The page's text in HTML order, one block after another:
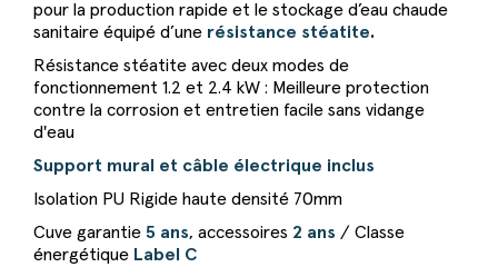
pour la production rapide et le stockage d’eau chaude
sanitaire équipé d’une résistance stéatite.
Résistance stéatite avec deux modes de
fonctionnement 1.2 et 2.4 kW : Meilleure protection
contre la corrosion et entretien facile sans vidange
d'eau
Support mural et câble électrique inclus
Isolation PU Rigide haute densité 70mm
Cuve garantie 5 ans, accessoires 2 ans / Classe
énergétique Label C